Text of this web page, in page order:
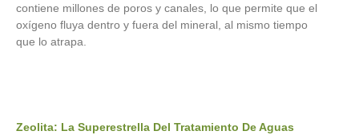
contiene millones de poros y canales, lo que permite que el
oxígeno fluya dentro y fuera del mineral, al mismo tiempo
que lo atrapa.
Zeolita: La Superestrella Del Tratamiento De Aguas